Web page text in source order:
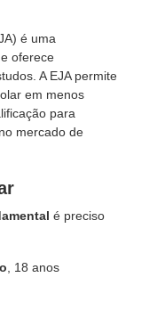
é uma
oferece
A EJA permite
em menos
para
mercado de
é preciso
, 18 anos